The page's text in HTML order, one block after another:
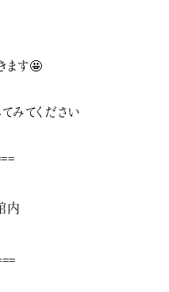
ます🤩
みてください
内⁡